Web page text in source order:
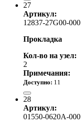
27
Артикул:
12837-27G00-000
Прокладка
Кол-во на узел:
2
Примечания:
Доступно: 11
28
Артикул:
01550-0620A-000